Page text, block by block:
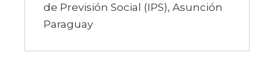
de Previsión Social (IPS), Asunción
Paraguay